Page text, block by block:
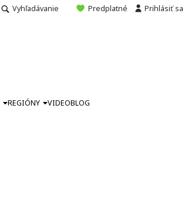
Vyhľadávanie Predplatné Prihlásiť sa
REGIÓNY VIDEOBLOG